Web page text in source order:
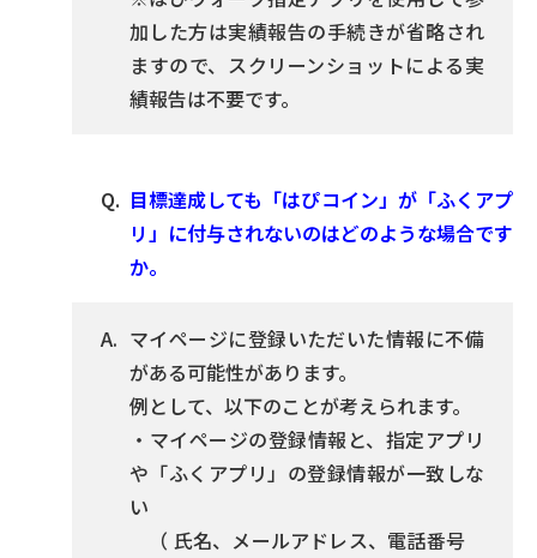
加した方は実績報告の手続きが省略され
ますので、スクリーンショットによる実
績報告は不要です。
目標達成しても「はぴコイン」が「ふくアプ
リ」に付与されないのはどのような場合です
か。
マイページに登録いただいた情報に不備
がある可能性があります。
例として、以下のことが考えられます。
・マイページの登録情報と、指定アプリ
や「ふくアプリ」の登録情報が一致しな
い
（ 氏名、メールアドレス、電話番号